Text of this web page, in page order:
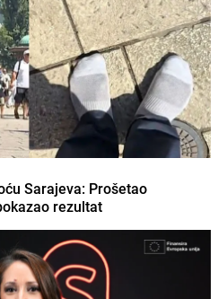
Sarajeva: Prošetao
rezultat